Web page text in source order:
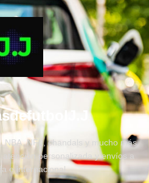
NBA, NFL, chandals y mucho más
personalizada y envíos a
e internacional.